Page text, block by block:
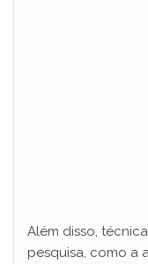
Além disso,
pesquisa, como a